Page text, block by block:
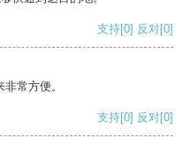
支持[0] 反对[0]
常方便。
支持[0] 反对[0]